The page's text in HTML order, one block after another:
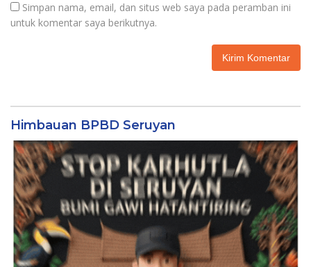
Simpan nama, email, dan situs web saya pada peramban ini
untuk komentar saya berikutnya.
Himbauan BPBD Seruyan